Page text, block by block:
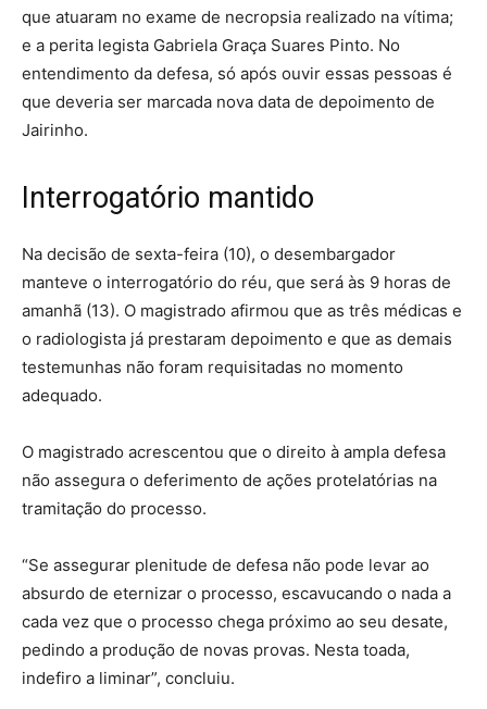
que atuaram no exame de necropsia realizado na vítima;
e a perita legista Gabriela Graça Suares Pinto. No
entendimento da defesa, só após ouvir essas pessoas é
que deveria ser marcada nova data de depoimento de
Jairinho.
Interrogatório mantido
Na decisão de sexta-feira (10), o desembargador
manteve o interrogatório do réu, que será às 9 horas de
amanhã (13). O magistrado afirmou que as três médicas e
o radiologista já prestaram depoimento e que as demais
testemunhas não foram requisitadas no momento
adequado.
O magistrado acrescentou que o direito à ampla defesa
não assegura o deferimento de ações protelatórias na
tramitação do processo.
“Se assegurar plenitude de defesa não pode levar ao
absurdo de eternizar o processo, escavucando o nada a
cada vez que o processo chega próximo ao seu desate,
pedindo a produção de novas provas. Nesta toada,
indefiro a liminar”, concluiu.